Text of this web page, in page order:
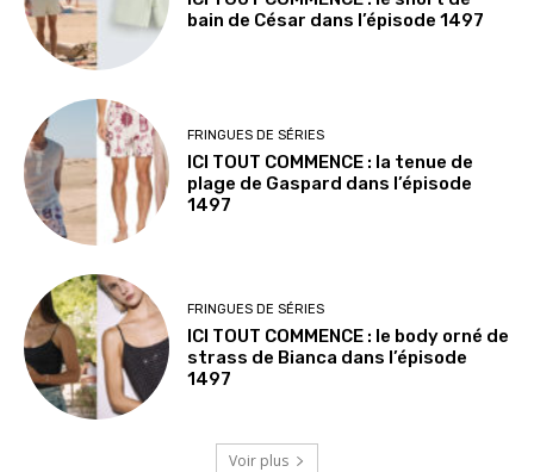
bain de César dans l’épisode 1497
FRINGUES DE SÉRIES
ICI TOUT COMMENCE : la tenue de
plage de Gaspard dans l’épisode
1497
FRINGUES DE SÉRIES
ICI TOUT COMMENCE : le body orné de
strass de Bianca dans l’épisode
1497
Voir plus